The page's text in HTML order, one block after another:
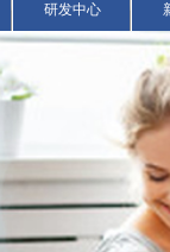
研发中心